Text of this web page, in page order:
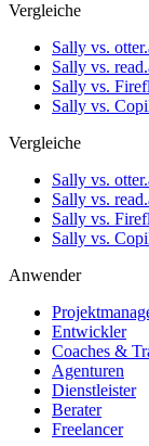
Vergleiche
Sally vs.
Sally vs.
Sally vs.
Sally vs.
Vergleiche
Sally vs.
Sally vs.
Sally vs.
Sally vs.
Anwender
Entwickler
Coaches &
Agenturen
Dienstleister
Berater
Freelancer